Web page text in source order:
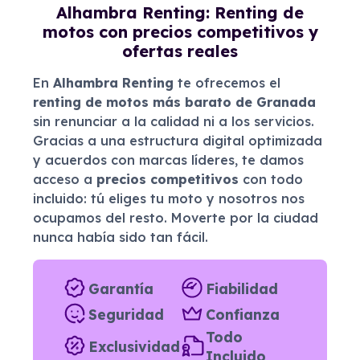
Alhambra Renting: Renting de
motos con precios competitivos y
ofertas reales
EnAlhambra Renting te ofrecemos el
renting de motos más barato de Granada
sin renunciar a la calidad ni a los servicios.
Gracias a una estructura digital optimizada
y acuerdos con marcas líderes, te damos
acceso a precios competitivos con todo
incluido: tú eliges tu moto y nosotros nos
ocupamos del resto. Moverte por la ciudad
nunca había sido tan fácil.
Garantía
Fiabilidad
Seguridad
Confianza
Exclusividad
Todo
Incluido